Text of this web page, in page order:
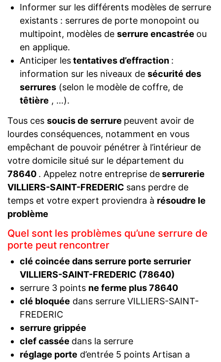
Informer sur les différents modèles de serrure
existants : serrures de porte monopoint ou
multipoint, modèles de serrure encastrée ou
en applique.
Anticiper lestentatives d’effraction :
information sur les niveaux de sécurité des
serrures(selon le modèle de coffre, de
têtière , …).
Tous ces soucis de serrure peuvent avoir de
lourdes conséquences, notamment en vous
empêchant de pouvoir pénétrer à l’intérieur de
votre domicile situé sur le département du
78640 . Appelez notre entreprise deserrurerie
VILLIERS-SAINT-FREDERIC sans perdre de
temps et votre expert proviendra à résoudre le
problème
Quel sont les problèmes qu’une serrure de
porte peut rencontrer
clé coincée dans serrure porte serrurier
VILLIERS-SAINT-FREDERIC (78640)
serrure 3 points ne ferme plus 78640
clé bloquée dans serrure VILLIERS-SAINT-
FREDERIC
serrure grippée
clef cassée dans la serrure
réglage porte d’entrée 5 points Artisan a